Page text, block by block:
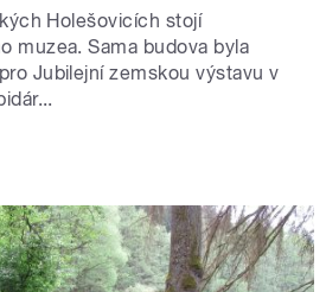
Holešovicích stojí
muzea. Sama budova byla
Jubilejní zemskou výstavu v